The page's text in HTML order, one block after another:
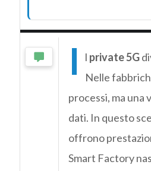
I l private 5G
Nelle
processi, ma una
dati. In questo
offrono
Smart Factory